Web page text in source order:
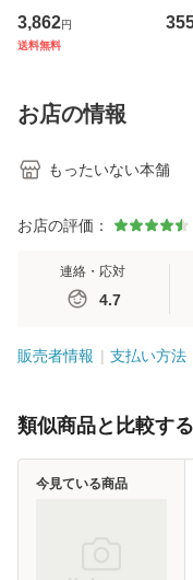
専門職の看護マネ
ジメントスキル 改
恵 藤本幸三 / 南江
堂 [単行
3,862円
送料無料
キ
お店の情報
もったいない本舗
お店の評価：
連絡・応対
4.7
販売者情報 支払い方法
類似商品と比較する
今見ている商品